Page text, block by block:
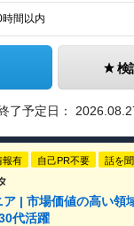
時間以内
検
了予定日：
報有 自己PR不要 話を
| 市場価値の高い領
代活躍